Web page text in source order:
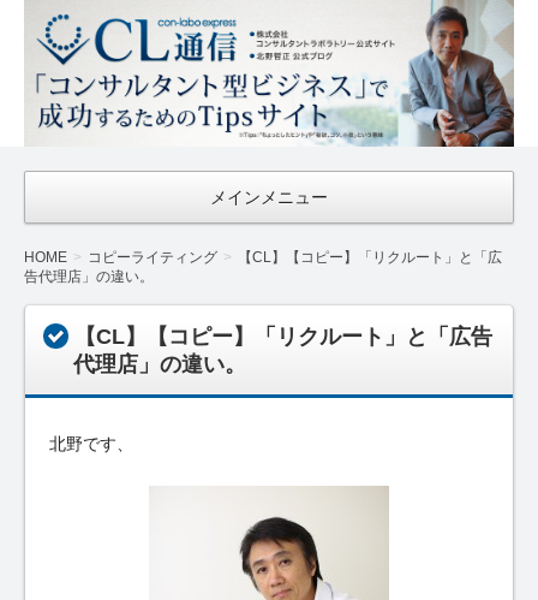
CL通信
｜Con-
Labo
メインメニュー
HOME コピーライティング
【CL】【コピー】「リクルート」と「広
告代理店」の違い。
【CL】【コピー】「リクルート」と「広告
代理店」の違い。
北野です、